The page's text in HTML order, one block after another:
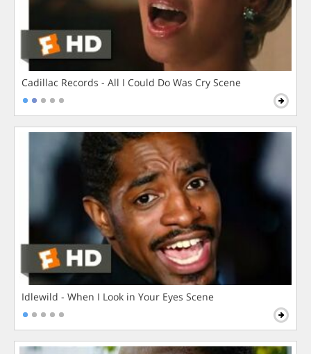
Cadillac Records - All I Could Do Was Cry Scene
Idlewild - When I Look in Your Eyes Scene